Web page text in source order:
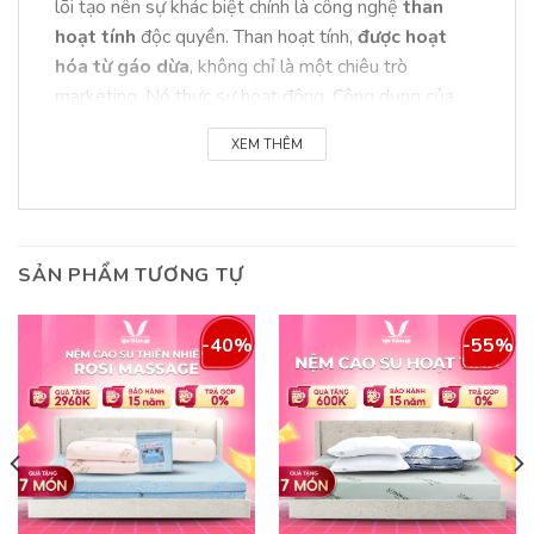
lõi tạo nên sự khác biệt chính là công nghệ than
hoạt tính độc quyền. Than hoạt tính, được hoạt
hóa từ gáo dừa, không chỉ là một chiêu trò
marketing. Nó thực sự hoạt động. Công dụng của
xử lý mùi tự nhiên của cao su
không thíchở các dòng nệm cao su
làm sạch không khítrong phòng ngủ của bạn.
đặc biệt quan trọng cho
Một lợi ích khác mà tôi phải nhấn mạnh là khả năng
nâng đỡ cột sốngtuyệt vời. Sản phẩmcho đàn
hồi cao, đồng đều trên khắp bề mặt. Điều này có
nghĩa là dù bạn nằm ở tư thế nào, cột sống của bạn
vẫn được giữ ở trạng thái thẳng tự nhiên. Với những
người gặp vấn đề về lưng như tôi, hay những ai đang
XEM THÊM
SẢN PHẨM TƯƠNG TỰ
-40% -55%